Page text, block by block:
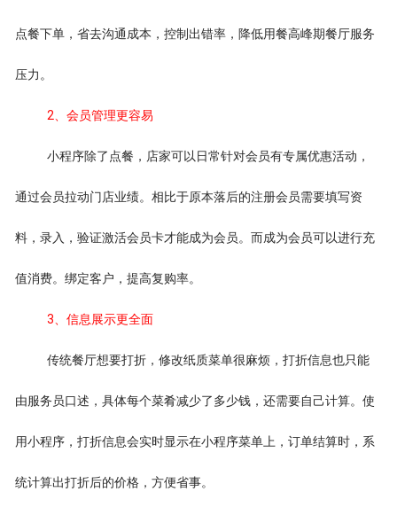
点餐下单，省去沟通成本，控制出错率，降低用餐高峰期餐厅服务
压力。
2、会员管理更容易
小程序除了点餐，店家可以日常针对会员有专属优惠活动，
通过会员拉动门店业绩。相比于原本落后的注册会员需要填写资
料，录入，验证激活会员卡才能成为会员。而成为会员可以进行充
值消费。绑定客户，提高复购率。
3、信息展示更全面
传统餐厅想要打折，修改纸质菜单很麻烦，打折信息也只能
由服务员口述，具体每个菜肴减少了多少钱，还需要自己计算。使
用小程序，打折信息会实时显示在小程序菜单上，订单结算时，系
统计算出打折后的价格，方便省事。